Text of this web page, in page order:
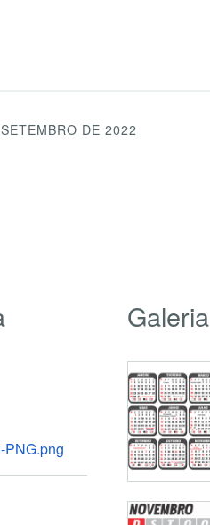
DE 2022
Galeria